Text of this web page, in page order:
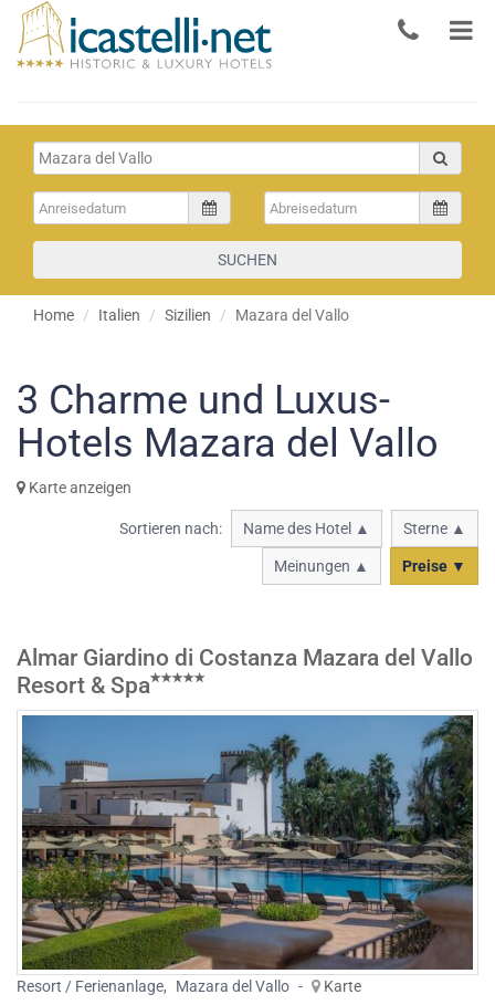
SUCHEN
Home Italien Sizilien Mazara del Vallo
3 Charme und Luxus-
Hotels Mazara del Vallo
Karte anzeigen
Sortieren nach: Name des Hotel ▲ Sterne ▲
Meinungen ▲ Preise ▼
Almar Giardino di Costanza Mazara del Vallo
Resort & Spa
Resort / Ferienanlage, Mazara del Vallo -
Karte